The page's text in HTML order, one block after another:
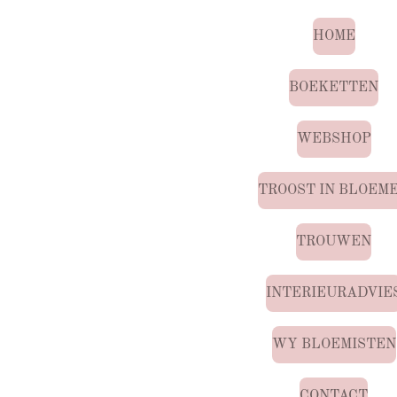
HOME
BOEKETTEN
WEBSHOP
TROOST IN
TROUWEN
WY BLOEMISTEN